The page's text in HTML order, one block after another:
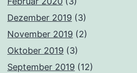
Dezember 2019 (3)
November 2019 (2)
Oktober 2019 (3)
September 2019 (12)